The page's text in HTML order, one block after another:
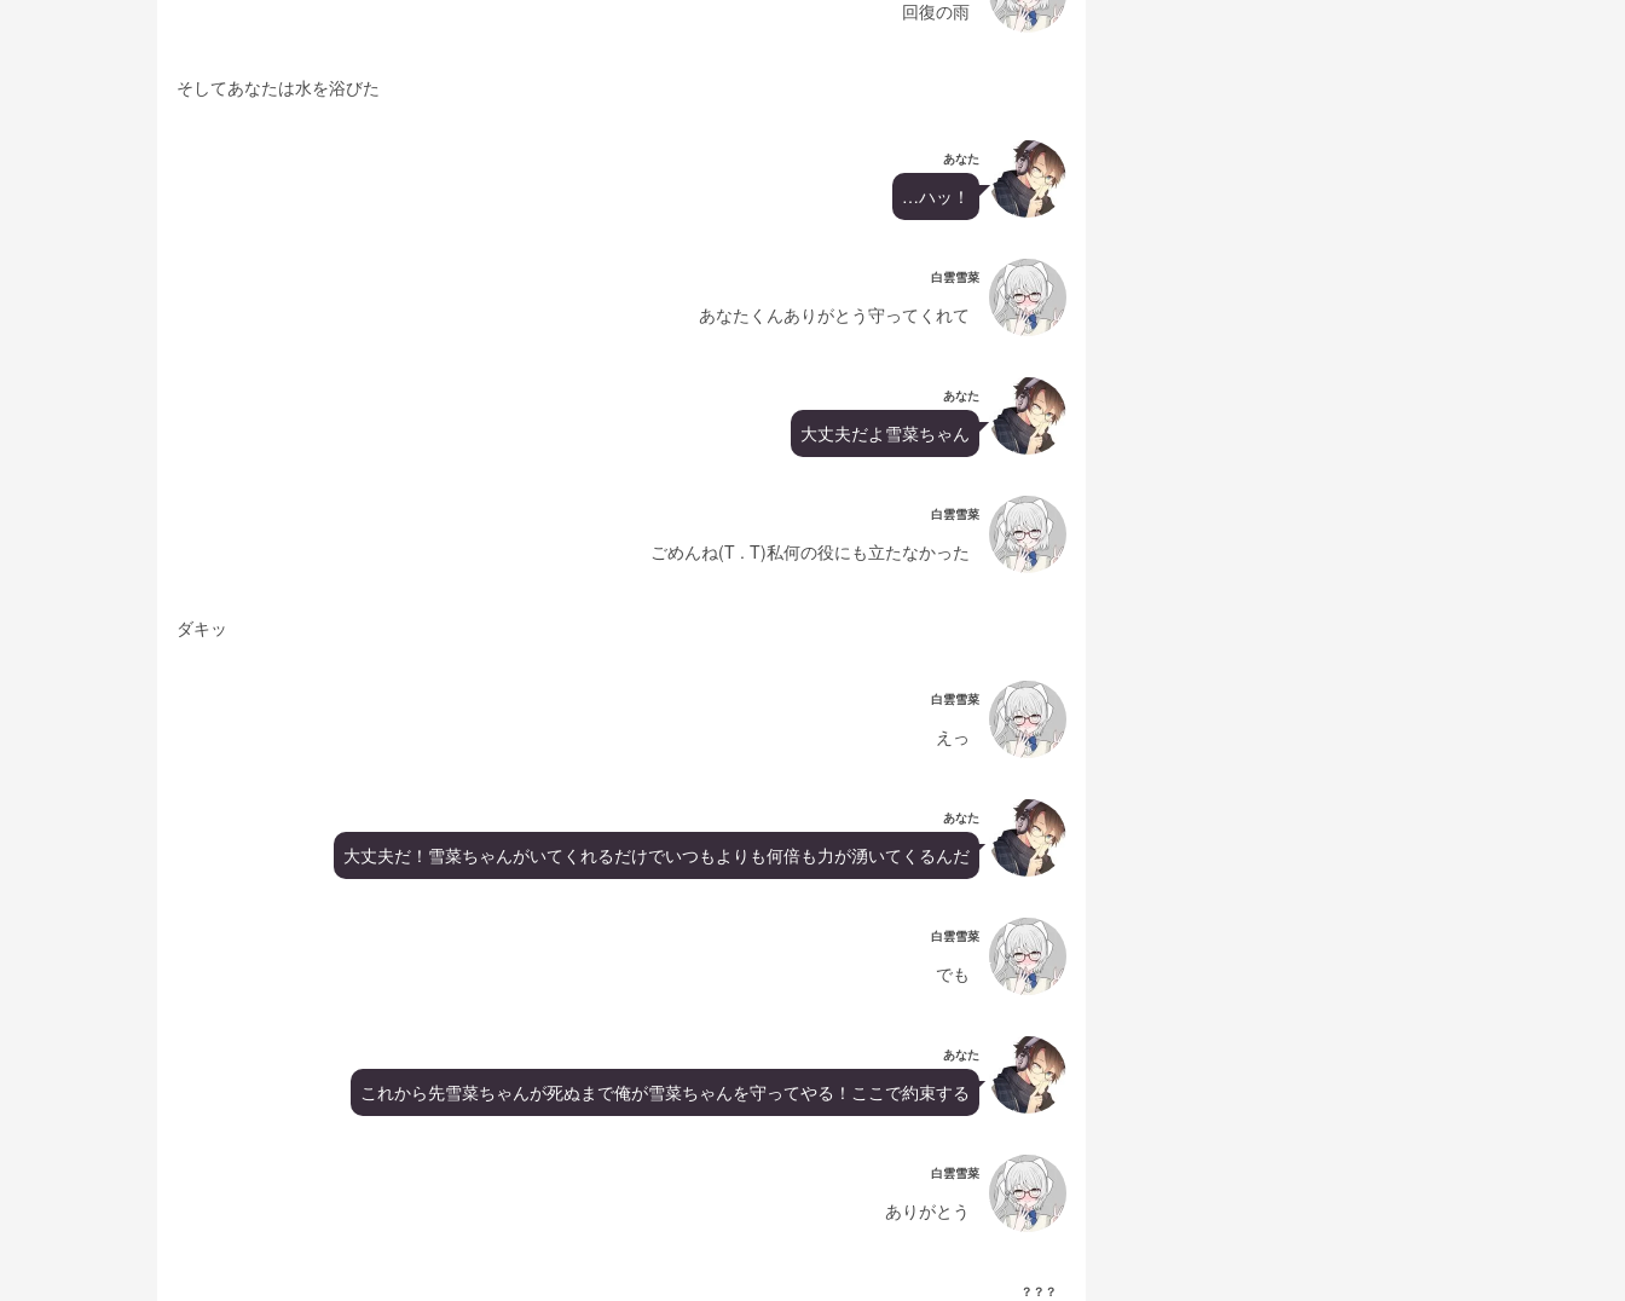
回復の雨
そしてあなたは水を浴びた
あなた
…ハッ！
白雲雪菜
あなたくんありがとう守ってくれて
あなた
大丈夫だよ雪菜ちゃん
白雲雪菜
ごめんね(T . T)私何の役にも立たなかった
ダキッ
白雲雪菜
えっ
あなた
大丈夫だ！雪菜ちゃんがいてくれるだけでいつもよりも何倍も力が湧いてくるんだ
白雲雪菜
でも
あなた
これから先雪菜ちゃんが死ぬまで俺が雪菜ちゃんを守ってやる！ここで約束する
白雲雪菜
ありがとう
？？？